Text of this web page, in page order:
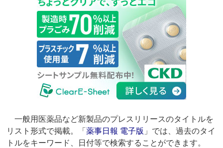
一般用医薬品など新製品のプレスリリースのタイトルを
リスト形式で掲載。「薬事日報 電子版 」では、過去のタイ
トルをキーワード、日付等で検索することができます。